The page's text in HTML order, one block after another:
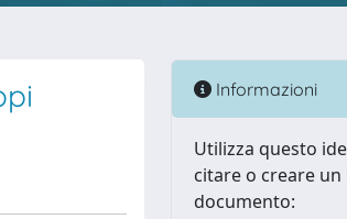
Informazioni
Utilizza questo
citare o creare
documento: